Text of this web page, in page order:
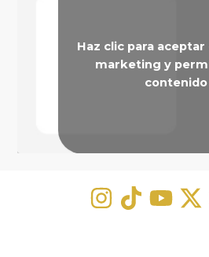
Haz clic para
marketing y
contenido